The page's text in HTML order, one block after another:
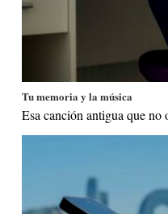
Tu memoria y la música
Esa canción antigua que